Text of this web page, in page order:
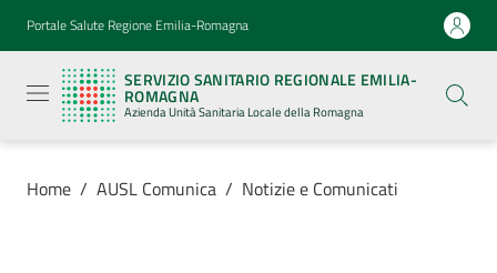
Vai al contenuto
Vai alla navigazione
Vai al footer
Portale Salute Regione Emilia-Romagna
SERVIZIO SANITARIO REGIONALE EMILIA-
ROMAGNA
Azienda Unità Sanitaria Locale della Romagna
Sanitario
Regionale
Emilia-
Romagna
Azienda
Sanitaria
Locale della
Home / AUSL Comunica / Notizie e Comunicati